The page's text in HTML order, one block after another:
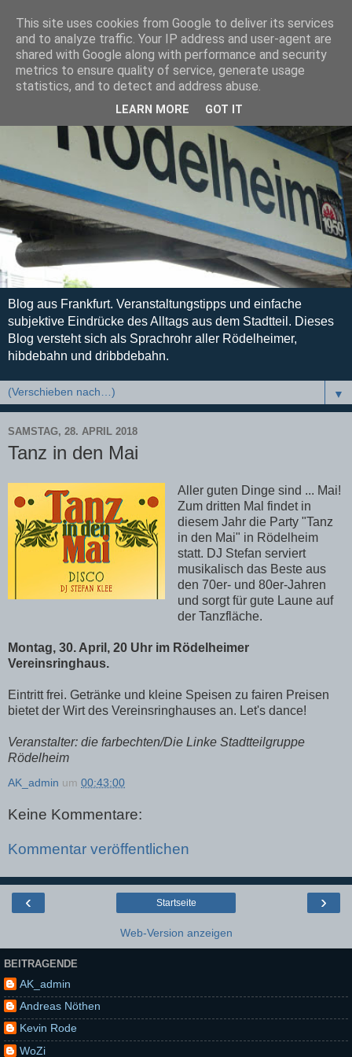
Blog aus Frankfurt. Veranstaltungstipps und einfache
subjektive Eindrücke des Alltags aus dem Stadtteil. Dieses
Blog versteht sich als Sprachrohr aller Rödelheimer,
hibdebahn und dribbdebahn.
▼
SAMSTAG, 28. APRIL 2018
Tanz in den Mai
Aller guten Dinge sind ... Mai!
Zum dritten Mal findet in
diesem Jahr die Party "Tanz
in den Mai" in Rödelheim
statt. DJ Stefan serviert
musikalisch das Beste aus
den 70er- und 80er-Jahren
und sorgt für gute Laune auf
der Tanzfläche.
Montag, 30. April, 20 Uhr im Rödelheimer
Vereinsringhaus.
Eintritt frei. Getränke und kleine Speisen zu fairen Preisen
bietet der Wirt des Vereinsringhauses an. Let's dance!
Veranstalter: die farbechten/Die Linke Stadtteilgruppe
Rödelheim
AK_admin um 00:43:00
Keine Kommentare:
Kommentar veröffentlichen
‹ ›
Startseite
Web-Version anzeigen
BEITRAGENDE
AK_admin
Andreas Nöthen
Kevin Rode
WoZi
This site uses cookies from Google to deliver its services
and to analyze traffic. Your IP address and user-agent are
shared with Google along with performance and security
metrics to ensure quality of service, generate usage
statistics, and to detect and address abuse.
LEARN MORE GOT IT